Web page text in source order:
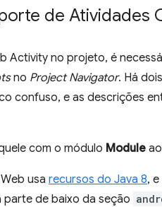
de Atividades
Activity no projeto, é
no Project Navigator. Há
confuso, e as descrições
com o módulo Module
usa recursos do Java 8,
parte de baixo da seção